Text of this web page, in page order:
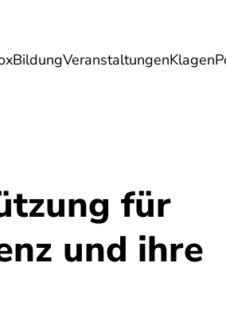
BildungVeranstaltungenKlagen
Energie Reise
für
und ihre